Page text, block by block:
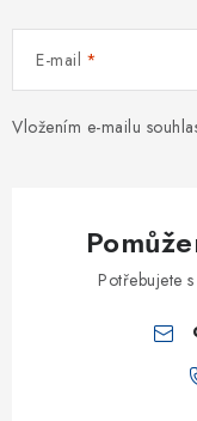
E-mail
Vložením e-mailu
Potřebujete